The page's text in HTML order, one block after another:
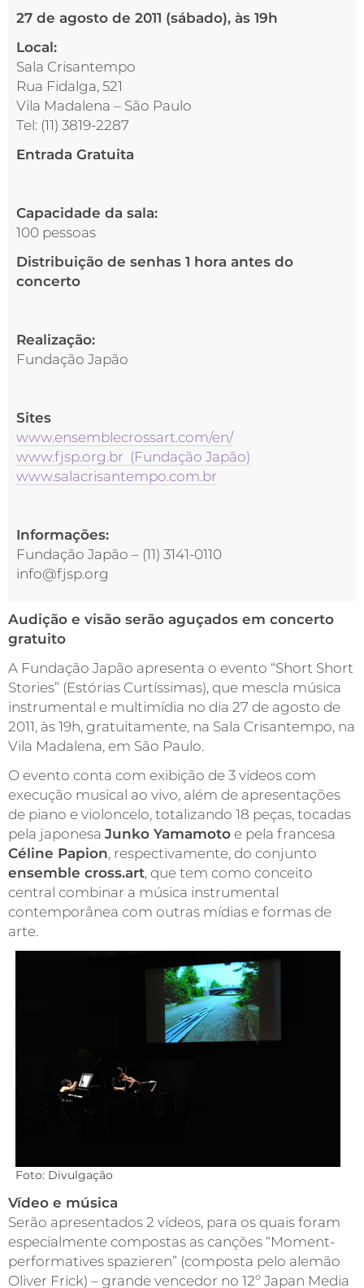
27 de agosto de 2011 (sábado), às 19h
Local:
Sala Crisantempo
Rua Fidalga, 521
Vila Madalena – São Paulo
Tel: (11) 3819-2287
Entrada Gratuita
Capacidade da sala:
100 pessoas
Distribuição de senhas 1 hora antes do
concerto
Realização:
Fundação Japão
Sites
www.ensemblecrossart.com/en/
www.fjsp.org.br (Fundação Japão)
www.salacrisantempo.com.br
Informações:
Fundação Japão – (11) 3141-0110
info@fjsp.org
Audição e visão serão aguçados em concerto
gratuito
A Fundação Japão apresenta o evento “Short Short
Stories” (Estórias Curtíssimas), que mescla música
instrumental e multimídia no dia 27 de agosto de
2011, às 19h, gratuitamente, na Sala Crisantempo, na
Vila Madalena, em São Paulo.
O evento conta com exibição de 3 vídeos com
execução musical ao vivo, além de apresentações
de piano e violoncelo, totalizando 18 peças, tocadas
pela japonesa Junko Yamamoto e pela francesa
Céline Papion, respectivamente, do conjunto
ensemble cross.art, que tem como conceito
central combinar a música instrumental
contemporânea com outras mídias e formas de
arte.
Foto: Divulgação
Vídeo e música
Serão apresentados 2 vídeos, para os quais foram
especialmente compostas as canções “Moment-
performatives spazieren” (composta pelo alemão
Oliver Frick) – grande vencedor no 12º Japan Media